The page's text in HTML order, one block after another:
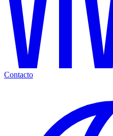
Contacto